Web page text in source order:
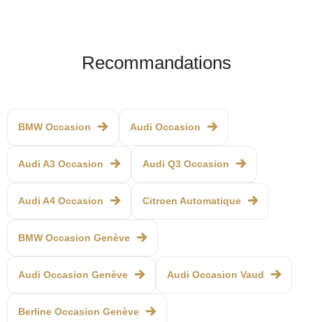
Recommandations
BMW Occasion Audi Occasion
Audi A3 Occasion Audi Q3 Occasion
Audi A4 Occasion Citroen Automatique
BMW Occasion Genève
Audi Occasion Genève Audi Occasion Vaud
Berline Occasion Genève